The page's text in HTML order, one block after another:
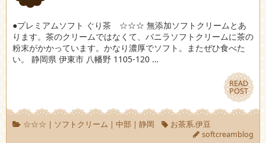
●プレミアムソフト ぐり茶 ☆☆☆ 無添加ソフトクリームとあ
ります。茶のクリームではなくて、バニラソフトクリームに茶の
粉末がかかっています。かなり濃厚でソフト。またぜひ食べた
い。 静岡県 伊東市 八幡野 1105-120 …
READ
POST
READ
POST
☆☆☆ | ソフトクリーム | 中部 | 静岡
お茶系.伊豆
softcreamblog